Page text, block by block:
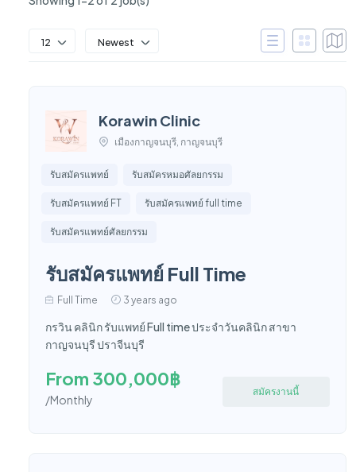
12 Newest
Korawin Clinic
เมืองกาญจนบุรี, กาญจนบุรี
รับสมัครแพทย์ รับสมัครหมอศัลยกรรม
รับสมัครแพทย์ FT รับสมัครแพทย์ full time
รับสมัครแพทย์ศัลยกรรม
รับสมัครแพทย์ Full Time
Full Time 3 years ago
กรวิน คลินิก รับแพทย์ Full time ประจำวันคลินิก สาขา
กาญจนบุรี ปราจีนบุรี
From 300,000฿
/Monthly
สมัครงานนี้